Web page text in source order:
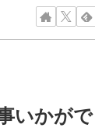
いかが